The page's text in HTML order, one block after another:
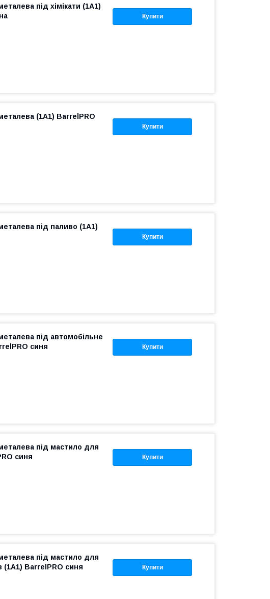
Купити
під хімікати (1A1)
Купити
(1A1) BarrelPRO
Купити
під паливо (1A1)
Купити
під автомобільне
синя
Купити
під мастило для
синя
Купити
під мастило для
(1A1) BarrelPRO синя